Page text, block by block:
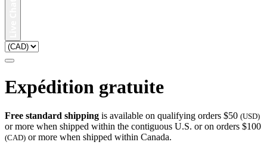
Expédition gratuite
Free standard shipping is available on qualifying orders $50 (USD)
or more when shipped within the contiguous U.S. or on orders $100
(CAD) or more when shipped within Canada.